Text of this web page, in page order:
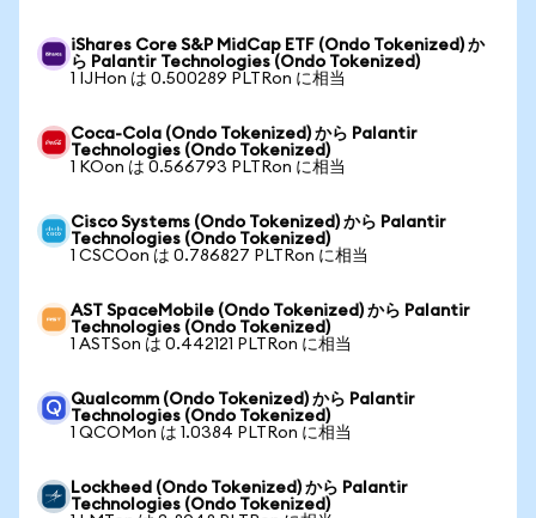
iShares Core S&P MidCap ETF (Ondo Tokenized) か
ら Palantir Technologies (Ondo Tokenized)
1 IJHon は 0.500289 PLTRon に相当
Coca-Cola (Ondo Tokenized) から Palantir
Technologies (Ondo Tokenized)
1 KOon は 0.566793 PLTRon に相当
Cisco Systems (Ondo Tokenized) から Palantir
Technologies (Ondo Tokenized)
1 CSCOon は 0.786827 PLTRon に相当
AST SpaceMobile (Ondo Tokenized) から Palantir
Technologies (Ondo Tokenized)
1 ASTSon は 0.442121 PLTRon に相当
Qualcomm (Ondo Tokenized) から Palantir
Technologies (Ondo Tokenized)
1 QCOMon は 1.0384 PLTRon に相当
Lockheed (Ondo Tokenized) から Palantir
Technologies (Ondo Tokenized)